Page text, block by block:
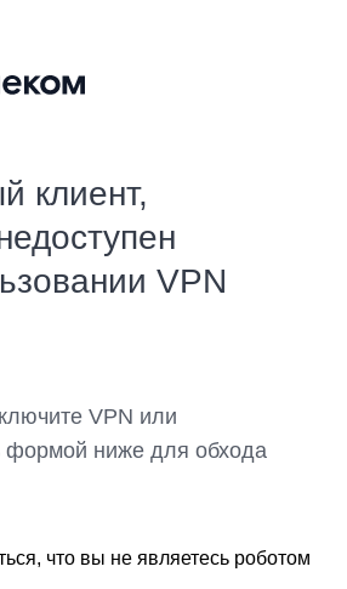
клиент,
VPN
VPN или
формой ниже для обхода
что вы не являетесь роботом